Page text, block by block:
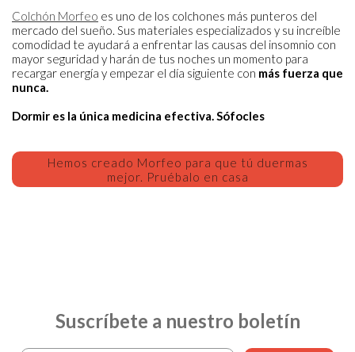
Colchón Morfeo es uno de los colchones más punteros del
mercado del sueño. Sus materiales especializados y su increíble
comodidad te ayudará a enfrentar las causas del insomnio con
mayor seguridad y harán de tus noches un momento para
recargar energía y empezar el día siguiente con más fuerza que
nunca.
Dormir es la única medicina efectiva. Sófocles
Hemos creado Morfeo para que tú duermas
mejor. Pruébalo en casa
Suscríbete a nuestro boletín